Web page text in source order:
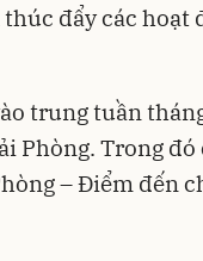
đẩy các hoạt
trung tuần
Phòng. Trong
– Điểm đến